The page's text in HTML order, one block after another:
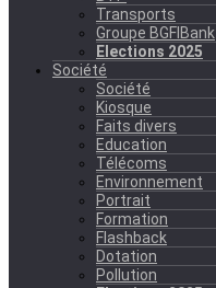
Transports
Groupe BGFIBank
Elections 2025
Société
Société
Kiosque
Faits divers
Education
Télécoms
Environnement
Portrait
Formation
Flashback
Dotation
Pollution